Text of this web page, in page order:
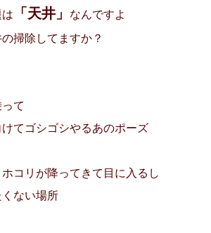
「天井」
なんですよ
掃除してますか？
て
てゴシゴシやるあのポーズ
コリが降ってきて目に入るし
ない場所